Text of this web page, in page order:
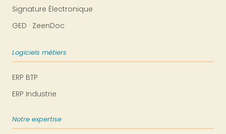
Signature Électronique
GED · ZeenDoc
Logiciels métiers
ERP BTP
ERP Industrie
Notre expertise